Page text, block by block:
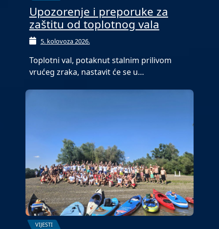
Upozorenje i preporuke za
zaštitu od toplotnog vala
5. kolovoza 2026.
Toplotni val, potaknut stalnim prilivom
vrućeg zraka, nastavit će se u…
VIJESTI